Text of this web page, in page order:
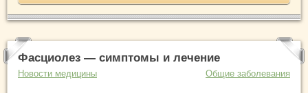
Фасциолез — симптомы и лечение
Новости медицины Общие заболевания